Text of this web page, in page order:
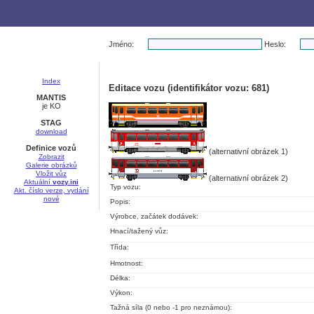
Index
MANTIS
je KO
STAG
download
Definice vozů
Zobrazit
Galerie obrázků
Vložit vůz
Aktuální vozy.ini
Akt. číslo verze, vydání
nové
Jméno: Heslo:
Editace vozu (identifikátor vozu: 681)
(alternativní obrázek 1)
(alternativní obrázek 2)
Typ vozu:
Popis:
Výrobce, začátek dodávek:
Hnací/tažený vůz:
Třída:
Hmotnost:
Délka:
Výkon:
Tažná síla (0 nebo -1 pro neznámou):